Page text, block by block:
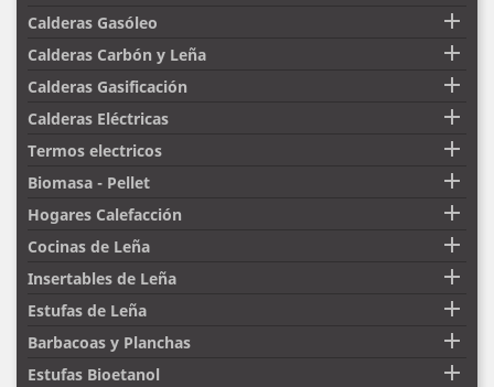
Calderas Gasóleo 
Calderas Carbón y Leña 
Calderas Gasificación 
Calderas Eléctricas 
Termos electricos 
Biomasa - Pellet 
Hogares Calefacción 
Cocinas de Leña 
Insertables de Leña 
Estufas de Leña 
Barbacoas y Planchas 
Estufas Bioetanol 